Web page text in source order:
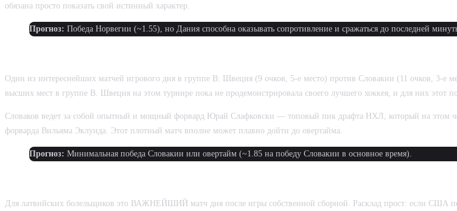
обязана просто показать свой истинный характер.
Прогноз: Победа Норвегии (~1.55), но Дания способна оказывать сопротивление и сражаться до последней
Один из интереснейших матчей игрового дня в группе В: Швеция (9 очков, 5-е место) против Словакии (11 очков, 3-е
высших мест в группе В. Швеция на этом турнире пока не продемонстрировала своего лучшего хоккея, и для них
Словаков ведет за собой опытный и мощный форвард Юрай Слафковски — топовый пик драфта НХЛ, который на этом
форварда Вильяма Эклунда. Этот плотный матч вполне может плавно дойти до овертайма.
Прогноз: Минимальная победа Словакии или овертайм (~1.85 на победу Словакии в основное время).
Для латвийских болельщиков это ВАЖНЕЙШИЙ матч дня после игры собственной сборной. Расклад прост: если США